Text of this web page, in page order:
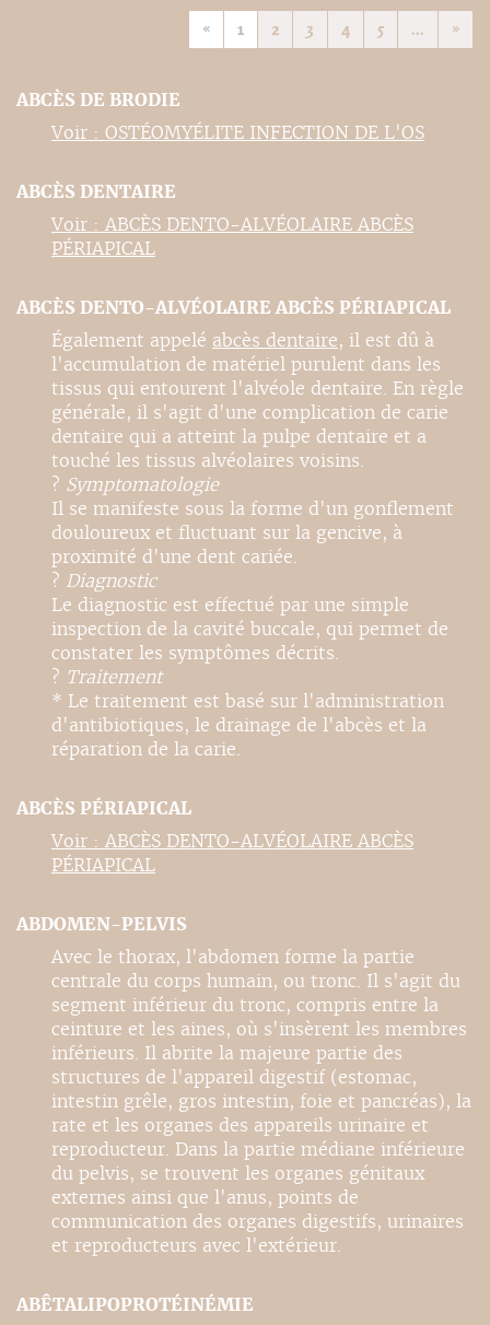
« 1 2 3 4 5 ... »
ABCÈS DE BRODIE
Voir : OSTÉOMYÉLITE INFECTION DE L'OS
ABCÈS DENTAIRE
Voir : ABCÈS DENTO-ALVÉOLAIRE ABCÈS
PÉRIAPICAL
ABCÈS DENTO-ALVÉOLAIRE ABCÈS PÉRIAPICAL
Également appelé abcès dentaire, il est dû à
l'accumulation de matériel purulent dans les
tissus qui entourent l'alvéole dentaire. En règle
générale, il s'agit d'une complication de carie
dentaire qui a atteint la pulpe dentaire et a
touché les tissus alvéolaires voisins.
? Symptomatologie
Il se manifeste sous la forme d'un gonflement
douloureux et fluctuant sur la gencive, à
proximité d'une dent cariée.
? Diagnostic
Le diagnostic est effectué par une simple
inspection de la cavité buccale, qui permet de
constater les symptômes décrits.
? Traitement
* Le traitement est basé sur l'administration
d'antibiotiques, le drainage de l'abcès et la
réparation de la carie.
ABCÈS PÉRIAPICAL
Voir : ABCÈS DENTO-ALVÉOLAIRE ABCÈS
PÉRIAPICAL
ABDOMEN-PELVIS
Avec le thorax, l'abdomen forme la partie
centrale du corps humain, ou tronc. Il s'agit du
segment inférieur du tronc, compris entre la
ceinture et les aines, où s'insèrent les membres
inférieurs. Il abrite la majeure partie des
structures de l'appareil digestif (estomac,
intestin grêle, gros intestin, foie et pancréas), la
rate et les organes des appareils urinaire et
reproducteur. Dans la partie médiane inférieure
du pelvis, se trouvent les organes génitaux
externes ainsi que l'anus, points de
communication des organes digestifs, urinaires
et reproducteurs avec l'extérieur.
ABÊTALIPOPROTÉINÉMIE